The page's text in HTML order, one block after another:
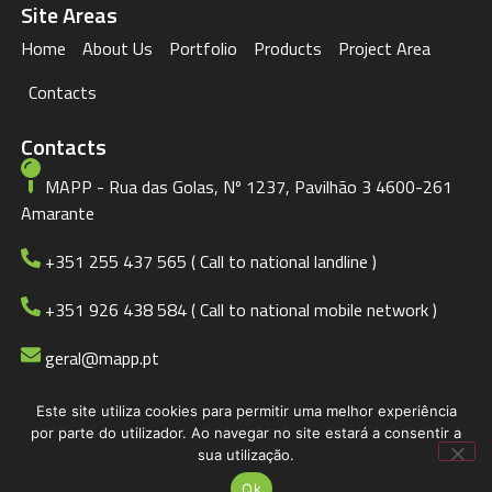
Site Areas
Home About Us Portfolio Products
Project Area
Contacts
Contacts
MAPP - Rua das Golas, Nº 1237, Pavilhão 3 4600-261
Amarante
+351 255 437 565 ( Call to national landline )
+351 926 438 584 ( Call to national mobile network )
geral@mapp.pt
© 2023 MAPP Privacy Policy
Este site utiliza cookies para permitir uma melhor experiência
por parte do utilizador. Ao navegar no site estará a consentir a
sua utilização.
Ok